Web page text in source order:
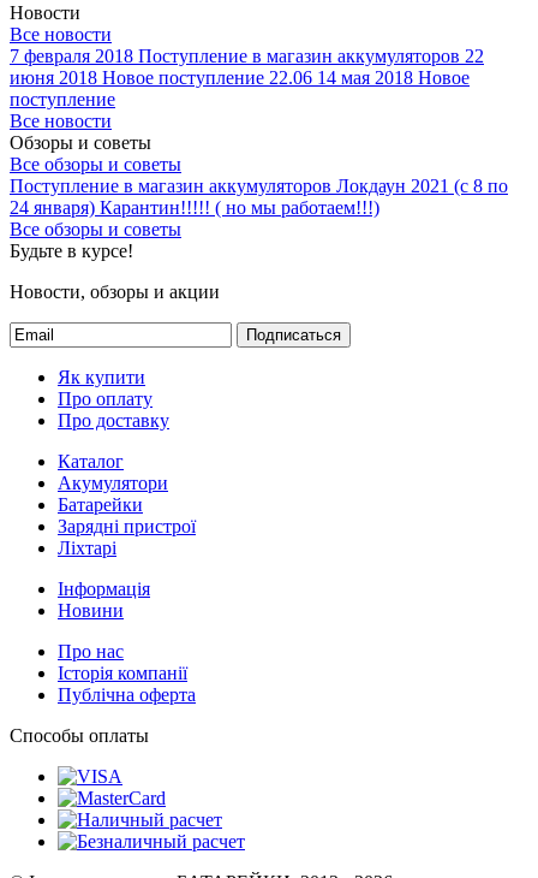
Новости
Все новости
7 февраля 2018 Поступление в магазин аккумуляторов 22
июня 2018 Новое поступление 22.06 14 мая 2018 Новое
поступление
Все новости
Обзоры и советы
Все обзоры и советы
Поступление в магазин аккумуляторов Локдаун 2021 (с 8 по
24 января) Карантин!!!!! ( но мы работаем!!!)
Все обзоры и советы
Будьте в курсе!
Новости, обзоры и акции
Подписаться
Як купити
Про оплату
Про доставку
Каталог
Акумулятори
Батарейки
Зарядні пристрої
Ліхтарі
Інформація
Новини
Про нас
Історія компанії
Публічна оферта
Способы оплаты